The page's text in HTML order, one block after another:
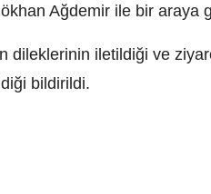
Ağdemir ile bir araya
dileklerinin iletildiği ve
bildirildi.